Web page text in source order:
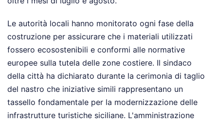
Le autorità locali hanno monitorato ogni fase della
costruzione per assicurare che i materiali utilizzati
fossero ecosostenibili e conformi alle normative
europee sulla tutela delle zone costiere. Il sindaco
della città ha dichiarato durante la cerimonia di taglio
del nastro che iniziative simili rappresentano un
tassello fondamentale per la modernizzazione delle
infrastrutture turistiche siciliane. L'amministrazione